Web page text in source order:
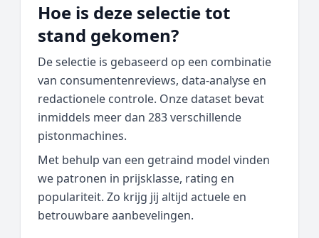
Hoe is deze selectie tot
stand gekomen?
De selectie is gebaseerd op een combinatie
van consumentenreviews, data‑analyse en
redactionele controle. Onze dataset bevat
inmiddels meer dan 283 verschillende
pistonmachines.
Met behulp van een getraind model vinden
we patronen in prijsklasse, rating en
populariteit. Zo krijg jij altijd actuele en
betrouwbare aanbevelingen.